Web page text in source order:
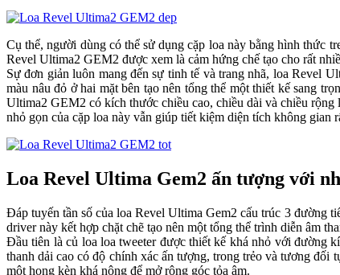
Cụ thể, người dùng có thể sử dụng cặp loa này bằng hình thức
Revel Ultima2 GEM2 được xem là cảm hứng chế tạo cho rất
Sự đơn giản luôn mang đến sự tinh tế và trang nhã, loa Revel
màu nâu đỏ ở hai mặt bên tạo nên tổng thể một thiết kế sang
Ultima2 GEM2 có kích thước chiều cao, chiều dài và chiều
nhỏ gọn của cặp loa này vẫn giúp tiết kiệm diện tích không
Loa Revel Ultima Gem2 ấn tượng với
Đáp tuyến tần số của loa Revel Ultima Gem2 cấu trúc 3 đường
driver này kết hợp chặt chẽ tạo nên một tổng thể trình diễn âm
Đầu tiên là củ loa loa tweeter được thiết kế khá nhỏ với đường
thanh dải cao có độ chính xác ấn tượng, trong trẻo và tương
một họng kèn khá nông để mở rộng góc tỏa âm.